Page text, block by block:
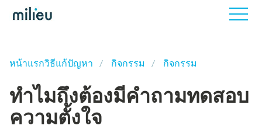
หน้าแรกวิธีแก้ปัญหา กิจกรรม กิจกรรม
ทำไมถึงต้องมีคำถามทดสอบ
ความตั้งใจ